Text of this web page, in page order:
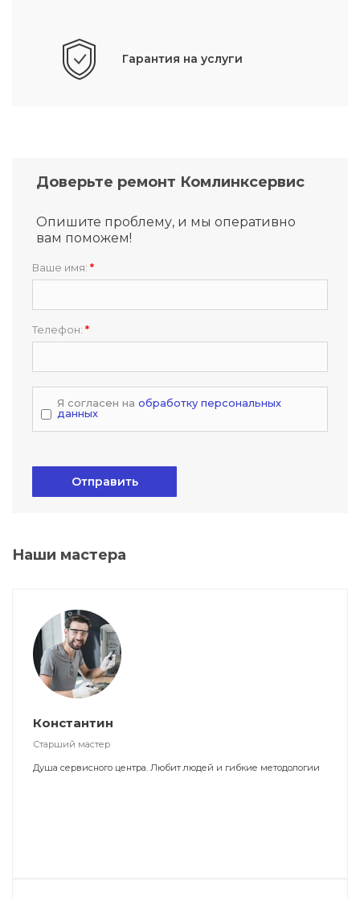
Гарантия на услуги
Доверьте ремонт Комлинксервис
Опишите проблему, и мы оперативно
вам поможем!
Ваше имя: *
Телефон: *
Я согласен на обработку персональных
данных
Отправить
Наши мастера
Константин
Старший мастер
Душа сервисного центра. Любит людей и гибкие методологии